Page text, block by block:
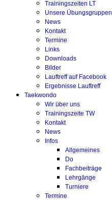
Trainingszeiten LT
Unsere Übungsgruppen
News
Kontakt
Termine
Links
Downloads
Bilder
Lauftreff auf Facebook
Ergebnisse Lauftreff
Taekwondo
Wir über uns
Trainingszeite TW
Kontakt
News
Infos
Allgemeines
Do
Fachbeiträge
Lehrgänge
Turniere
Termine